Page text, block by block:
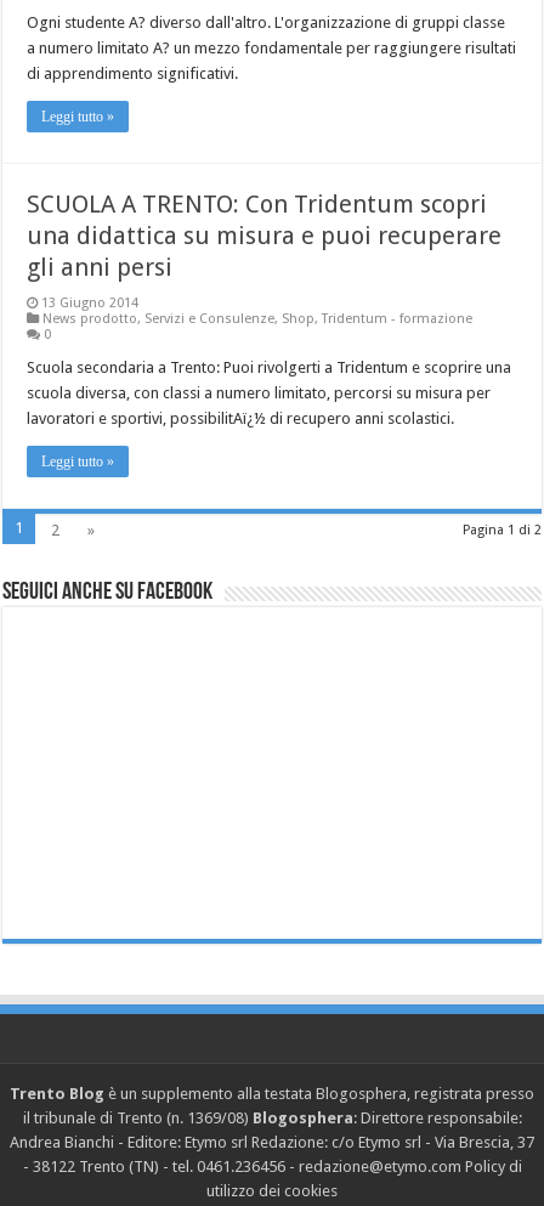
Ogni studente A? diverso dall'altro. L'organizzazione di gruppi classe
a numero limitato A? un mezzo fondamentale per raggiungere risultati
di apprendimento significativi.
Leggi tutto »
SCUOLA A TRENTO: Con Tridentum scopri
una didattica su misura e puoi recuperare
gli anni persi
13 Giugno 2014
News prodotto, Servizi e Consulenze, Shop,Tridentum - formazione
0
Scuola secondaria a Trento: Puoi rivolgerti a Tridentum e scoprire una
scuola diversa, con classi a numero limitato, percorsi su misura per
lavoratori e sportivi, possibilitAï¿½ di recupero anni scolastici.
Leggi tutto »
Pagina 1 di 2
1 2 »
Seguici anche su Facebook
Trento Blog è un supplemento alla testata Blogosphera, registrata presso
il tribunale di Trento (n. 1369/08) Blogosphera: Direttore responsabile:
Andrea Bianchi - Editore: Etymo srl Redazione: c/o Etymo srl - Via Brescia, 37
- 38122 Trento (TN) - tel. 0461.236456 - redazione@etymo.com Policy di
utilizzo dei cookies